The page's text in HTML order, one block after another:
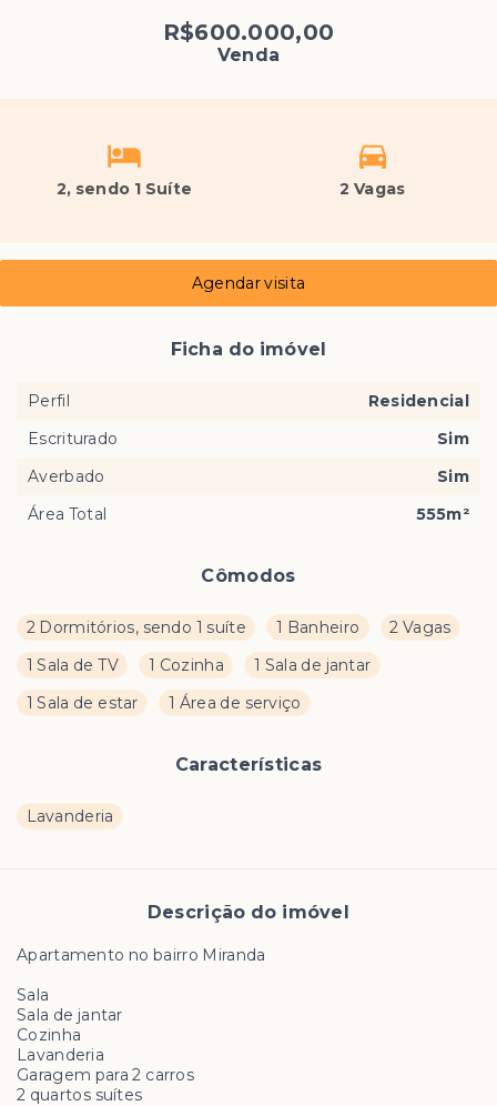
R$600.000,00
Venda
2, sendo 1 Suíte 2 Vagas
Cômodos
2 Dormitórios, sendo 1 suíte 1 Banheiro
2 Vagas
1 Sala de TV
1 Cozinha
1 Sala de jantar
1 Sala de estar
1 Área de serviço
Características
Lavanderia
Descrição do imóvel
Apartamento no bairro Miranda
Sala
Sala de jantar
Cozinha
Lavanderia
Garagem para 2 carros
2 quartos suítes
Agendar visita
Ficha do imóvel
Perfil
Residencial
Escriturado
Sim
Averbado
Sim
Área Total
555m²